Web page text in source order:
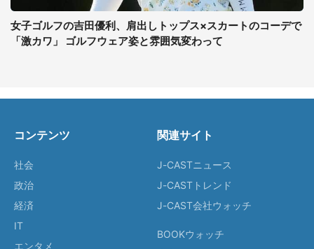
女子ゴルフの吉田優利、肩出しトップス×スカートのコーデで
「激カワ」 ゴルフウェア姿と雰囲気変わって
コンテンツ
社会
政治
経済
IT
エンタメ
関連サイト
J-CASTニュース
J-CASTトレンド
J-CAST会社ウォッチ
BOOKウォッチ